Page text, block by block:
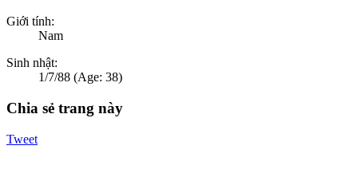
Giới tính:
Nam
Sinh nhật:
1/7/88 (Age: 38)
Chia sẻ trang này
Tweet